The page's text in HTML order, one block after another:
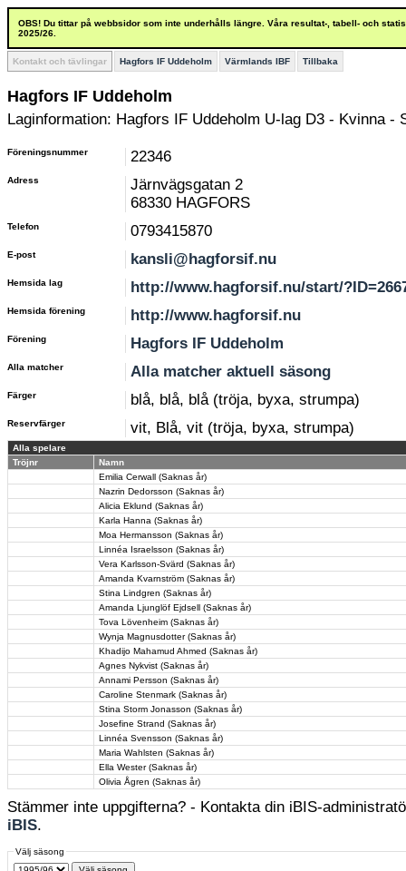
OBS! Du tittar på webbsidor som inte underhålls längre. Våra resultat-, tabell- och
2025/26.
Kontakt och tävlingar Hagfors IF Uddeholm Värmlands IBF Tillbaka
Hagfors IF Uddeholm
Laginformation: Hagfors IF Uddeholm U-lag D3 - Kvinna -
Föreningsnummer 22346
Adress
Järnvägsgatan 2
68330 HAGFORS
Telefon 0793415870
E-post kansli@hagforsif.nu
Hemsida lag http://www.hagforsif.nu/start/
Hemsida förening http://www.hagforsif.nu
Förening Hagfors IF Uddeholm
Alla matcher Alla matcher aktuell säsong
Färger blå, blå, blå (tröja, byxa, strumpa)
Reservfärger vit, Blå, vit (tröja, byxa, strumpa)
Alla spelare
Tröjnr
Namn
Emilia Cerwall (Saknas år)
Nazrin Dedorsson (Saknas år)
Alicia Eklund (Saknas år)
Karla Hanna (Saknas år)
Moa Hermansson (Saknas år)
Linnéa Israelsson (Saknas år)
Vera Karlsson-Svärd (Saknas år)
Amanda Kvarnström (Saknas år)
Stina Lindgren (Saknas år)
Amanda Ljunglöf Ejdsell (Saknas år)
Tova Lövenheim (Saknas år)
Wynja Magnusdotter (Saknas år)
Khadijo Mahamud Ahmed (Saknas år)
Agnes Nykvist (Saknas år)
Annami Persson (Saknas år)
Caroline Stenmark (Saknas år)
Stina Storm Jonasson (Saknas år)
Josefine Strand (Saknas år)
Linnéa Svensson (Saknas år)
Maria Wahlsten (Saknas år)
Ella Wester (Saknas år)
Olivia Ågren (Saknas år)
Stämmer inte uppgifterna? - Kontakta din iBIS-
iBIS.
Välj säsong